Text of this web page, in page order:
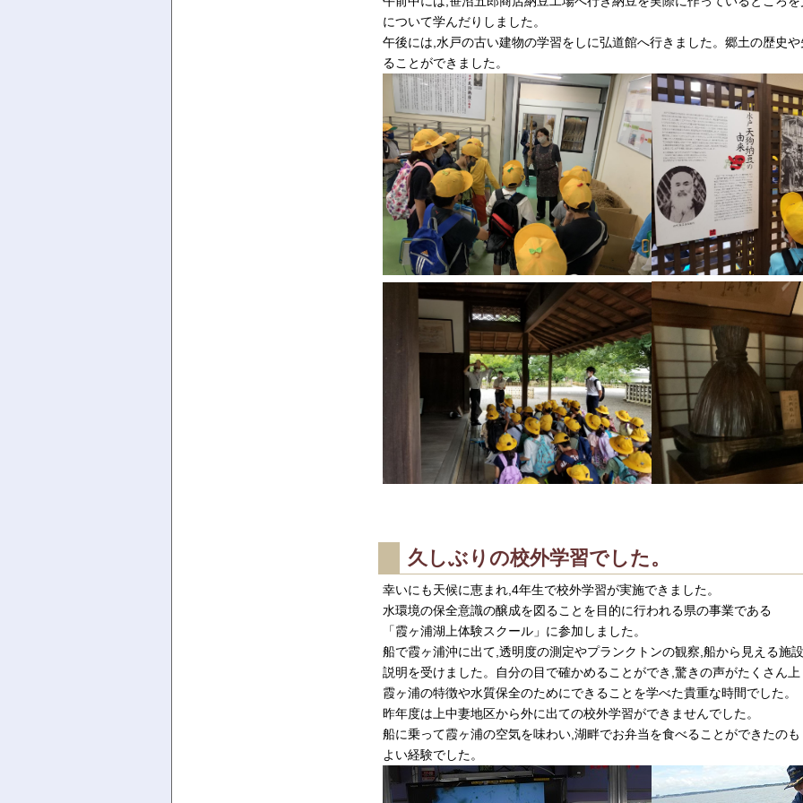
について学んだりしました。
午後には,水戸の古い建物の学習をしに弘道館へ行きました。郷土の歴史
ることができました。
久しぶりの校外学習でした。
幸いにも天候に恵まれ,4年生で校外学習が実施できました。
水環境の保全意識の醸成を図ることを目的に行われる県の事業である
「霞ヶ浦湖上体験スクール」に参加しました。
船で霞ヶ浦沖に出て,透明度の測定やプランクトンの観察,船から見える施
説明を受けました。自分の目で確かめることができ,驚きの声がたくさん
霞ヶ浦の特徴や水質保全のためにできることを学べた貴重な時間でした。
昨年度は上中妻地区から外に出ての校外学習ができませんでした。
船に乗って霞ヶ浦の空気を味わい,湖畔でお弁当を食べることができたのも
よい経験でした。